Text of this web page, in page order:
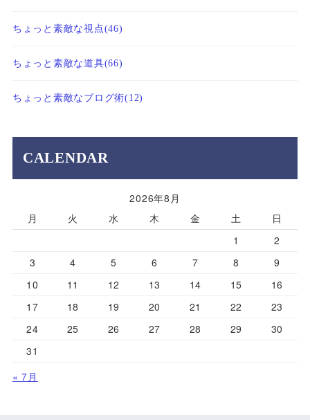
ちょっと素敵な視点(46)
ちょっと素敵な道具(66)
ちょっと素敵なブログ術(12)
CALENDAR
2026年8月
月
火 水 木 金 土
日
1
2
3
4 5 6 7 8
9
10
11 12 13 14 15
16
17
18 19 20 21 22
23
24
25 26 27 28 29
30
31
« 7月